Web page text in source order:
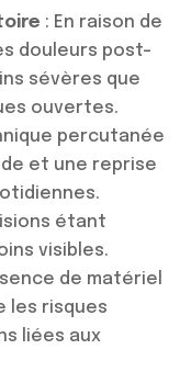
: En raison de
douleurs post-
sévères que
ouvertes.
percutanée
et une reprise
étant
visibles.
de matériel
les risques
liées aux